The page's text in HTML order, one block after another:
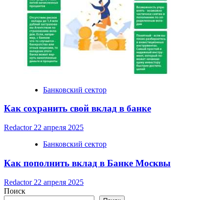
Банковский сектор
Как сохранить свой вклад в банке
Redactor 22 апреля 2025
Банковский сектор
Как пополнить вклад в Банке Москвы
Redactor 22 апреля 2025
Поиск